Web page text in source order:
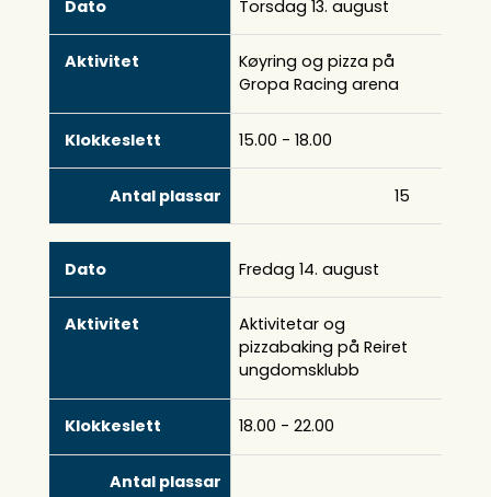
Torsdag 13. august
Køyring og pizza på
Gropa Racing arena
15.00 - 18.00
15
Fredag 14. august
Aktivitetar og
pizzabaking på Reiret
ungdomsklubb
18.00 - 22.00